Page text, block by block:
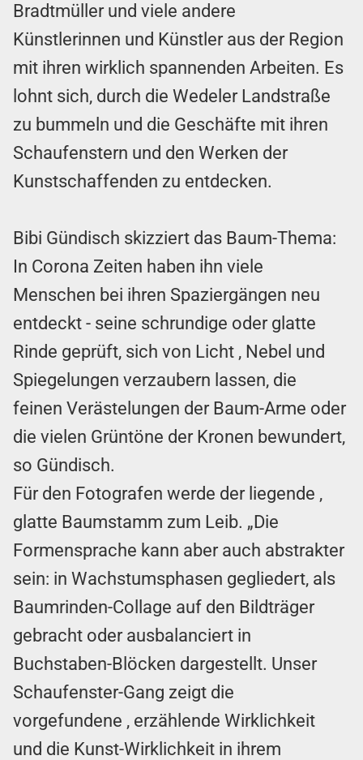
Bradtmüller und viele andere
Künstlerinnen und Künstler aus der Region
mit ihren wirklich spannenden Arbeiten. Es
lohnt sich, durch die Wedeler Landstraße
zu bummeln und die Geschäfte mit ihren
Schaufenstern und den Werken der
Kunstschaffenden zu entdecken.
Bibi Gündisch skizziert das Baum-Thema:
In Corona Zeiten haben ihn viele
Menschen bei ihren Spaziergängen neu
entdeckt - seine schrundige oder glatte
Rinde geprüft, sich von Licht , Nebel und
Spiegelungen verzaubern lassen, die
feinen Verästelungen der Baum-Arme oder
die vielen Grüntöne der Kronen bewundert,
so Gündisch.
Für den Fotografen werde der liegende ,
glatte Baumstamm zum Leib. „Die
Formensprache kann aber auch abstrakter
sein: in Wachstumsphasen gegliedert, als
Baumrinden-Collage auf den Bildträger
gebracht oder ausbalanciert in
Buchstaben-Blöcken dargestellt. Unser
Schaufenster-Gang zeigt die
vorgefundene , erzählende Wirklichkeit
und die Kunst-Wirklichkeit in ihrem